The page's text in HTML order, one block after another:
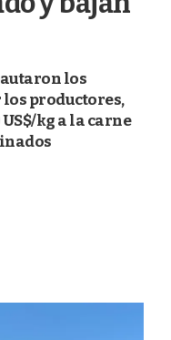
los
productores,
kg a la carne